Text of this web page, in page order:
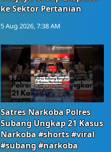
ke Sektor Pertanian
5 Aug 2026, 7:38 AM
Satres Narkoba Polres
Subang Ungkap 21 Kasus
Narkoba #shorts #viral
#subang #narkoba